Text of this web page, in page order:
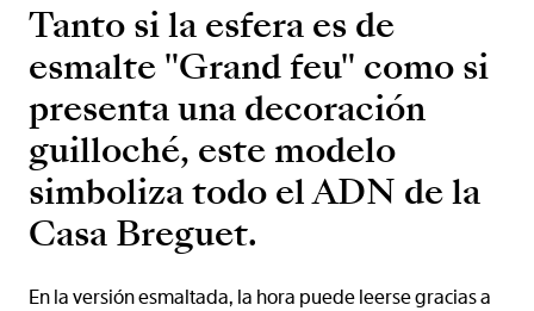
Tanto si la esfera es de
esmalte "Grand feu" como si
presenta una decoración
guilloché, este modelo
simboliza todo el ADN de la
Casa Breguet.
En la versión esmaltada, la hora puede leerse gracias a